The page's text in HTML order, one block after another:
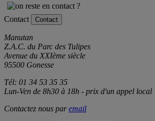
Contact Contact
Manutan
Z.A.C. du Parc des Tulipes
Avenue du XXIème siècle
95500 Gonesse
Tél: 01 34 53 35 35
Lun-Ven de 8h30 à 18h - prix d'un appel local
Contactez nous paremail